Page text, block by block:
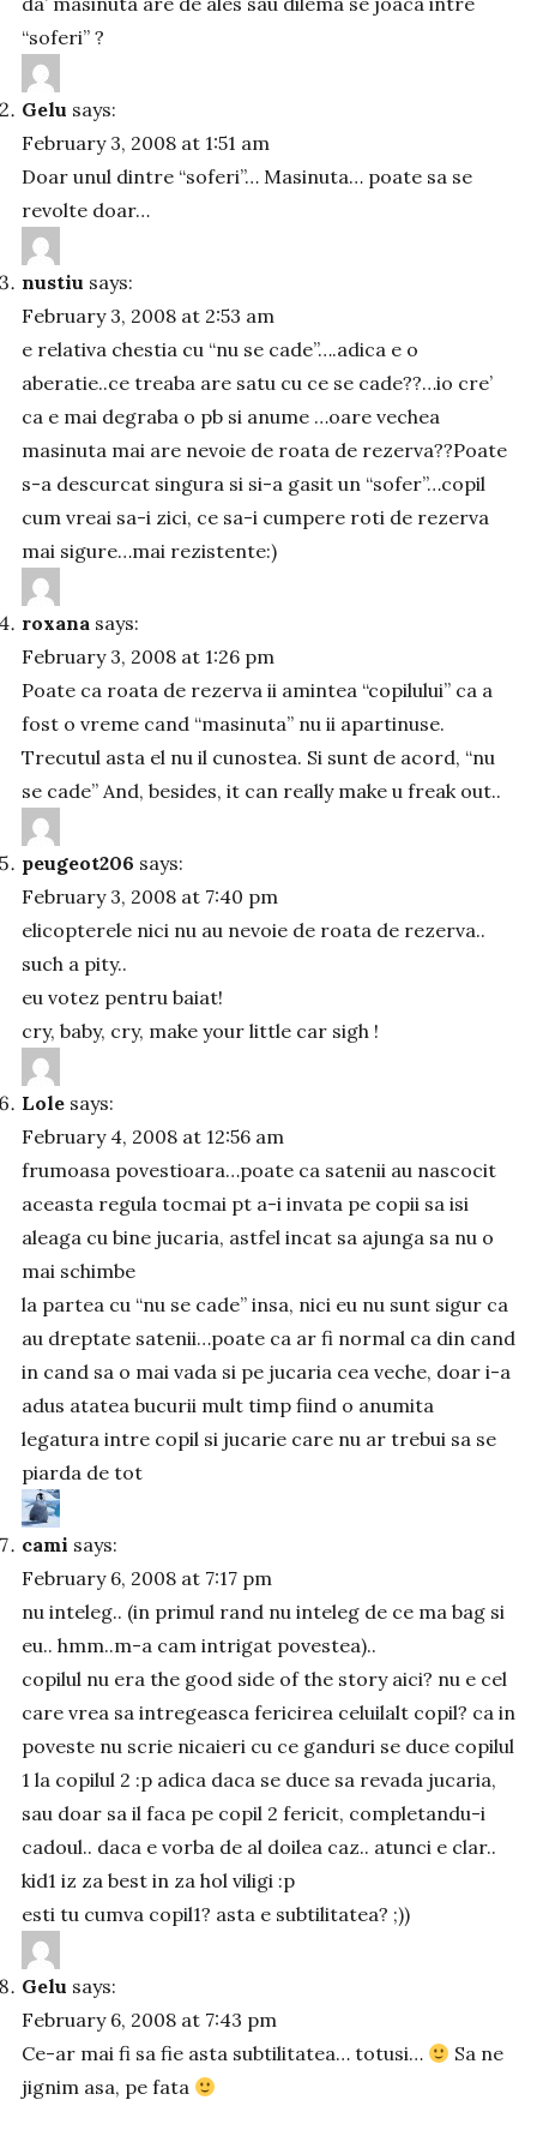
“soferi” ?
Gelu says:
February 3, 2008 at 1:51 am
Doar unul dintre “soferi”… Masinuta… poate sa se
revolte doar…
nustiu says:
February 3, 2008 at 2:53 am
e relativa chestia cu “nu se cade”….adica e o
aberatie..ce treaba are satu cu ce se cade??…io cre’
ca e mai degraba o pb si anume …oare vechea
masinuta mai are nevoie de roata de rezerva??Poate
s-a descurcat singura si si-a gasit un “sofer”…copil
cum vreai sa-i zici, ce sa-i cumpere roti de rezerva
mai sigure…mai rezistente:)
roxana says:
February 3, 2008 at 1:26 pm
Poate ca roata de rezerva ii amintea “copilului” ca a
fost o vreme cand “masinuta” nu ii apartinuse.
Trecutul asta el nu il cunostea. Si sunt de acord, “nu
se cade” And, besides, it can really make u freak out..
peugeot206 says:
February 3, 2008 at 7:40 pm
elicopterele nici nu au nevoie de roata de rezerva..
such a pity..
eu votez pentru baiat!
cry, baby, cry, make your little car sigh !
Lole says:
February 4, 2008 at 12:56 am
frumoasa povestioara…poate ca satenii au nascocit
aceasta regula tocmai pt a-i invata pe copii sa isi
aleaga cu bine jucaria, astfel incat sa ajunga sa nu o
mai schimbe
la partea cu “nu se cade” insa, nici eu nu sunt sigur ca
au dreptate satenii…poate ca ar fi normal ca din cand
in cand sa o mai vada si pe jucaria cea veche, doar i-a
adus atatea bucurii mult timp fiind o anumita
legatura intre copil si jucarie care nu ar trebui sa se
piarda de tot
cami says:
February 6, 2008 at 7:17 pm
nu inteleg.. (in primul rand nu inteleg de ce ma bag si
eu.. hmm..m-a cam intrigat povestea)..
copilul nu era the good side of the story aici? nu e cel
care vrea sa intregeasca fericirea celuilalt copil? ca in
poveste nu scrie nicaieri cu ce ganduri se duce copilul
1 la copilul 2 :p adica daca se duce sa revada jucaria,
sau doar sa il faca pe copil 2 fericit, completandu-i
cadoul.. daca e vorba de al doilea caz.. atunci e clar..
kid1 iz za best in za hol viligi :p
esti tu cumva copil1? asta e subtilitatea? ;))
Gelu says:
February 6, 2008 at 7:43 pm
Ce-ar mai fi sa fie asta subtilitatea… totusi…
Sa ne
jignim asa, pe fata